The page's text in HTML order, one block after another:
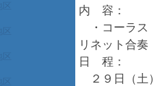
内 容：
・コーラ
リネット合
日 程：
２９日（土